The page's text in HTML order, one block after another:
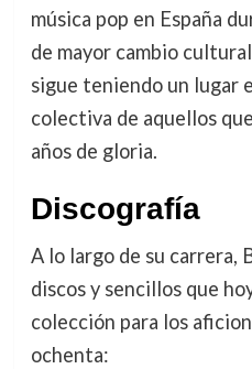
música pop en España
de mayor cambio
sigue teniendo un lugar
colectiva de aquellos
años de gloria.
Discografía
A lo largo de su carrera,
discos y sencillos que
colección para los
ochenta: